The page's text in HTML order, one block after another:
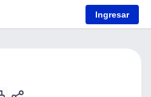
Ingresar